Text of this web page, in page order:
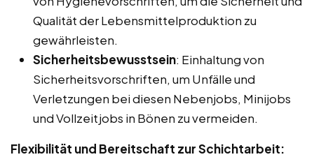
Qualität der Lebensmittelproduktion zu
gewährleisten.
Sicherheitsbewusstsein: Einhaltung von
Sicherheitsvorschriften, um Unfälle und
Verletzungen bei diesen Nebenjobs, Minijobs
und Vollzeitjobs in Bönen zu vermeiden.
Flexibilität und Bereitschaft zur Schichtarbeit: